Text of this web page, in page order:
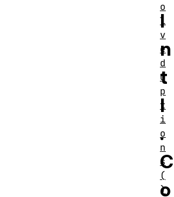
I
n
t
l
.
C
o
o
l
v
e
d
O
p
t
i
o
n
s
(
)